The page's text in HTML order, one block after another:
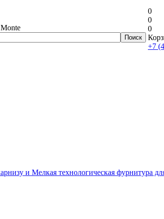
0
0
0
+7
и Мелкая технологическая фурнитура